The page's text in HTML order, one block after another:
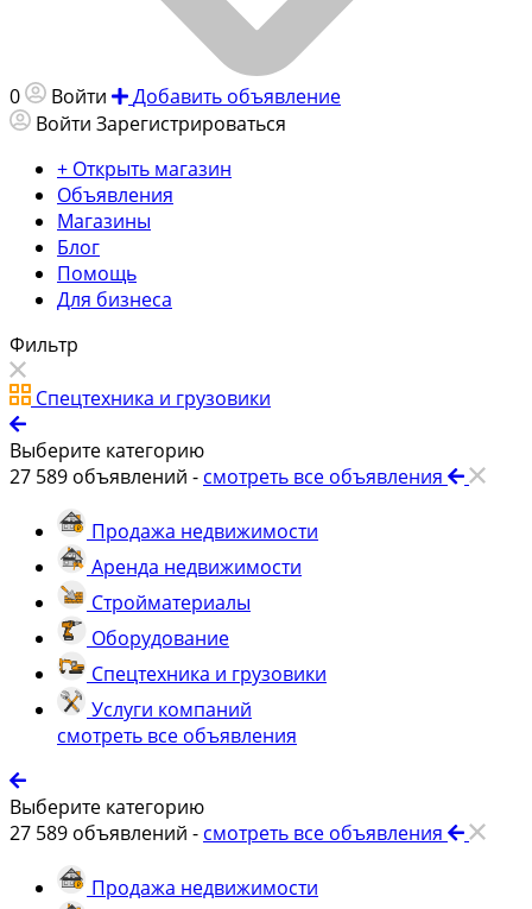
0 Войти
Добавить объявление
Войти Зарегистрироваться
+ Открыть магазин
Объявления
Магазины
Блог
Помощь
Для бизнеса
Фильтр
Спецтехника и грузовики
Выберите категорию
27 589 объявлений - смотреть все объявления
Продажа недвижимости
Аренда недвижимости
Стройматериалы
Оборудование
Спецтехника и грузовики
Услуги компаний
смотреть все объявления
Выберите категорию
27 589 объявлений - смотреть все объявления
Продажа недвижимости